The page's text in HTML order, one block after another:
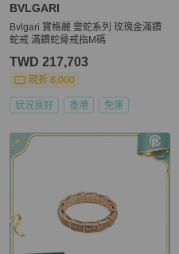
BVLGARI
Bvlgari 寶格麗 靈蛇系列 玫瑰金滿鑽
蛇戒 滿鑽蛇骨戒指M碼
TWD 217,703
現折 8,000
狀況良好 香港 免運